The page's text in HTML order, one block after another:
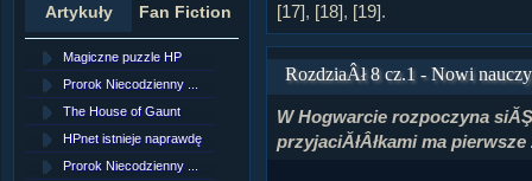
Helga Hufflepuff
Inne
James Potter
James Syriusz Potter
Lily Evans
Lily Luna Potter
Lord Voldemort
Lucjusz Malfoy
Artykuły Fan Fiction
Magiczne puzzle HP
Prorok Niecodzienny ...
The House of Gaunt
HPnet istnieje naprawdę
Prorok Niecodzienny ...
[NZ]Rozdział 10 cz....
[NZ]Rozdział 9 cz.2...
Remus Lupin
[17], [18], [19].
RozdziaÂł 8 cz.1 - Nowi
W Hogwarcie rozpoczyna
przyjaciĂłÂłkami ma